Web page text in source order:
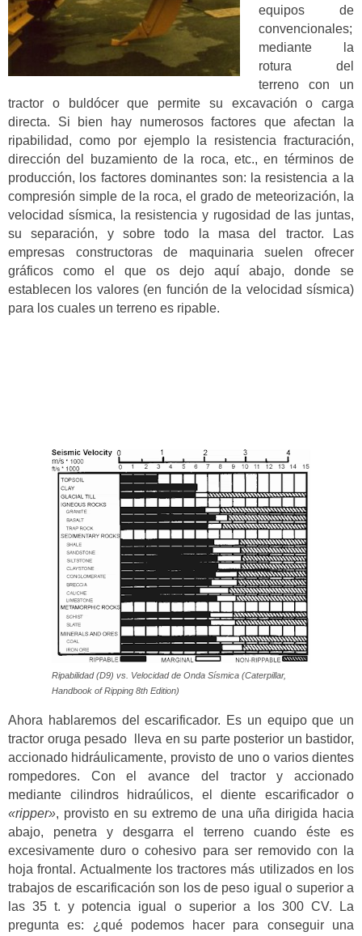
equipos de
convencionales;
mediante la
rotura del
terreno con un
tractor o buldócer que permite su excavación o carga
directa. Si bien hay numerosos factores que afectan la
ripabilidad, como por ejemplo la resistencia fracturación,
dirección del buzamiento de la roca, etc., en términos de
producción, los factores dominantes son: la resistencia a la
compresión simple de la roca, el grado de meteorización, la
velocidad sísmica, la resistencia y rugosidad de las juntas,
su separación, y sobre todo la masa del tractor. Las
empresas constructoras de maquinaria suelen ofrecer
gráficos como el que os dejo aquí abajo, donde se
establecen los valores (en función de la velocidad sísmica)
para los cuales un terreno es ripable.
Ripabilidad (D9) vs. Velocidad de Onda Sísmica (Caterpillar,
Handbook of Ripping 8th Edition)
Ahora hablaremos del escarificador. Es un equipo que un
tractor oruga pesado lleva en su parte posterior un bastidor,
accionado hidráulicamente, provisto de uno o varios dientes
rompedores. Con el avance del tractor y accionado
mediante cilindros hidraúlicos, el diente escarificador o
«ripper», provisto en su extremo de una uña dirigida hacia
abajo, penetra y desgarra el terreno cuando éste es
excesivamente duro o cohesivo para ser removido con la
hoja frontal. Actualmente los tractores más utilizados en los
trabajos de escarificación son los de peso igual o superior a
las 35 t. y potencia igual o superior a los 300 CV. La
pregunta es: ¿qué podemos hacer para conseguir una